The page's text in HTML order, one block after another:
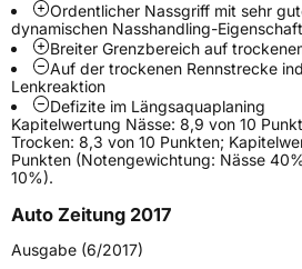
FahrzeugtypPKW
VerwendungSommerreifen
Modellname
FahrzeugartPKW & SUV
Ordentlicher Nassgriff mit sehr
dynamischen Nasshandling-
Breiter Grenzbereich auf
Auf der trockenen Rennstrecke
Lenkreaktion
Defizite im Längsaquaplaning
Kapitelwertung Nässe: 8,9 von 10
Trocken: 8,3 von 10 Punkten;
Punkten (Notengewichtung: Nässe
10%).
Auto Zeitung 2017
Ausgabe (6/2017)